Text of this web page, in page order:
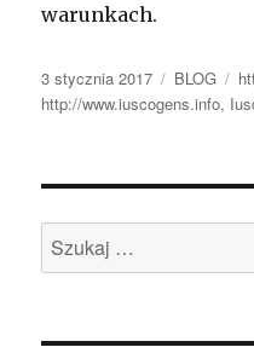
warunkach.
Opublikowano
3 stycznia 2017 Kategorie
BLOG
http://www.iuscogens.info,
Szukaj: